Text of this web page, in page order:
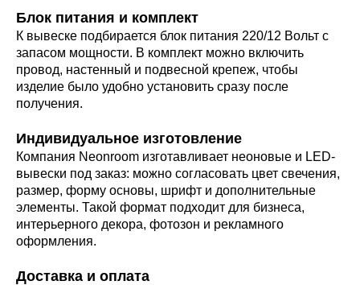
Блок питания и комплект
К вывеске подбирается блок питания 220/12 Вольт с
запасом мощности. В комплект можно включить
провод, настенный и подвесной крепеж, чтобы
изделие было удобно установить сразу после
получения.
Индивидуальное изготовление
Компания Neonroom изготавливает неоновые и LED-
вывески под заказ: можно согласовать цвет свечения,
размер, форму основы, шрифт и дополнительные
элементы. Такой формат подходит для бизнеса,
интерьерного декора, фотозон и рекламного
оформления.
Доставка и оплата